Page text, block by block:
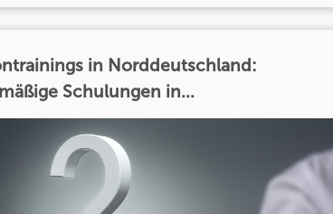
in Norddeutschland:
Schulungen in...